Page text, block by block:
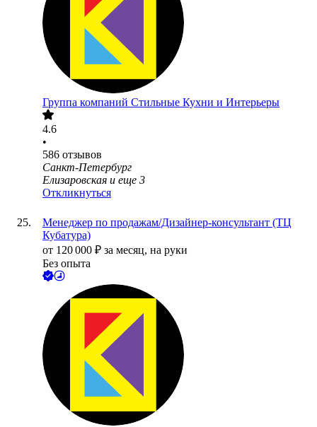
Группа компаний Стильные Кухни и Интерьеры
4.6
•
586 отзывов
Санкт-Петербург
Елизаровская и еще 3
Откликнуться
Менеджер по продажам/Дизайнер-консультант (ТЦ
Кубатура)
от 120 000 ₽ за месяц, на руки
Без опыта